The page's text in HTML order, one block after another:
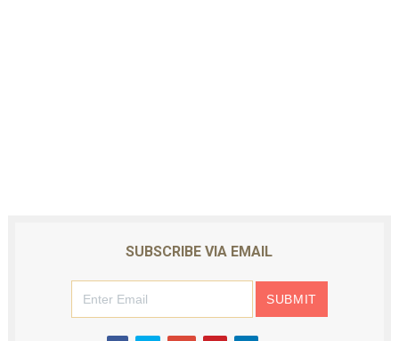
SUBSCRIBE VIA EMAIL